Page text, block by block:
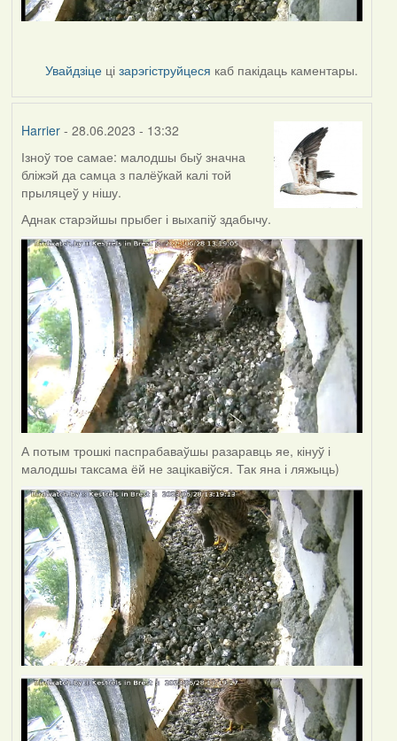
Увайдзіце цізарэгіструйцеся каб пакідаць каментары.
Harrier- 28.06.2023 - 13:32
Ізноў тое самае: малодшы быў значна
бліжэй да самца з палёўкай калі той
прыляцеў у нішу.
Аднак старэйшы прыбег і выхапіў здабычу.
А потым трошкі паспрабаваўшы разаравць яе, кінуў і
малодшы таксама ёй не зацікавіўся. Так яна і ляжыць)